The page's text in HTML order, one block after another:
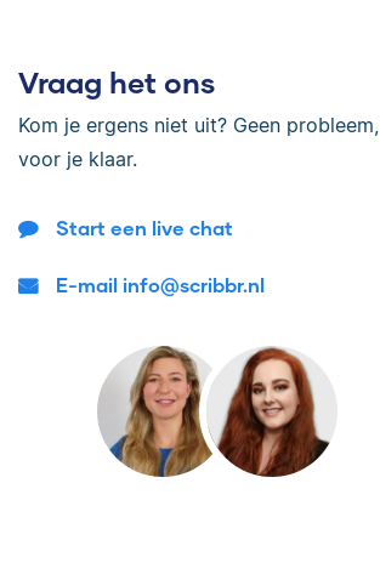
Vraag het ons
Kom je ergens niet uit? Geen probleem,
voor je klaar.
Start een live chat
E-mail info@scribbr.nl